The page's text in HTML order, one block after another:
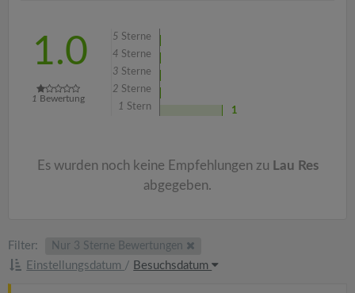
1.0
1 Bewertung
5 Sterne
4 Sterne
3 Sterne
2 Sterne
1 Stern 1
Es wurden noch keine Empfehlungen zu Lau Res
abgegeben.
Filter: Nur 3 Sterne Bewertungen
Einstellungsdatum / Besuchsdatum
a
n